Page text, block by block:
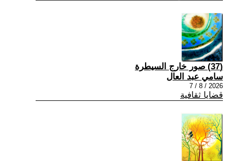
(37) صور خارج السيطرة
سامي عبد العال
2026 / 8 / 7
قضايا ثقافية